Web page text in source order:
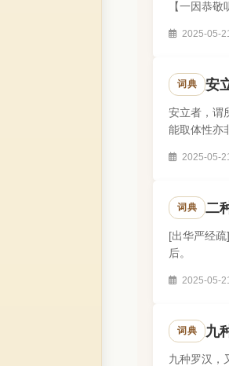
【一因恭
2025-05-
词典 安
安立者，谓
能取体性亦
2025-05-
词典 二
[出华严经
后。
2025-05-
词典 九
九种罗汉，